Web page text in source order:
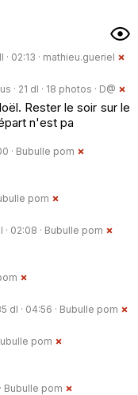
02:13 · mathieu.gueriel
· 21 dl · 18 photos · D@
Rester le soir sur le
n'est pa
· Bubulle pom
pom
02:08 · Bubulle pom
dl · 04:56 · Bubulle pom
pom
Bubulle pom